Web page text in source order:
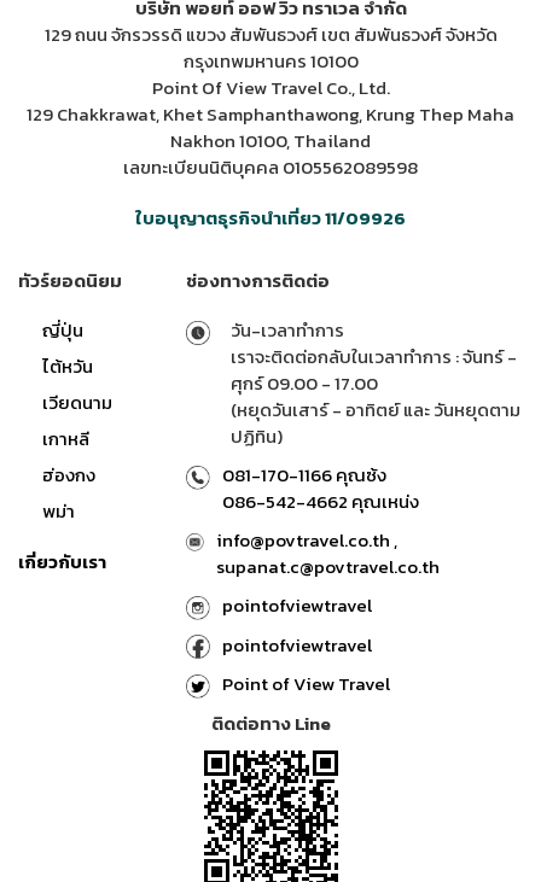
บริษัท พอยท์ ออฟ วิว ทราเวล จำกัด
129 ถนน จักรวรรดิ แขวง สัมพันธวงศ์ เขต สัมพันธวงศ์ จังหวัด
กรุงเทพมหานคร 10100
Point Of View Travel Co., Ltd.
129 Chakkrawat, Khet Samphanthawong, Krung Thep Maha
Nakhon 10100, Thailand
เลขทะเบียนนิติบุคคล 0105562089598
ใบอนุญาตธุรกิจนำเที่ยว 11/09926
ทัวร์ยอดนิยม
ญี่ปุ่น
ไต้หวัน
เวียดนาม
เกาหลี
ฮ่องกง
พม่า
เกี่ยวกับเรา
ช่องทางการติดต่อ
วัน-เวลาทำการ
เราจะติดต่อกลับในเวลาทำการ : จันทร์ -
ศุกร์ 09.00 - 17.00
(หยุดวันเสาร์ - อาทิตย์ และ วันหยุดตาม
ปฏิทิน)
081-170-1166 คุณซ้ง
086-542-4662 คุณเหน่ง
info@povtravel.co.th ,
supanat.c@povtravel.co.th
pointofviewtravel
pointofviewtravel
Point of View Travel
ติดต่อทาง Line